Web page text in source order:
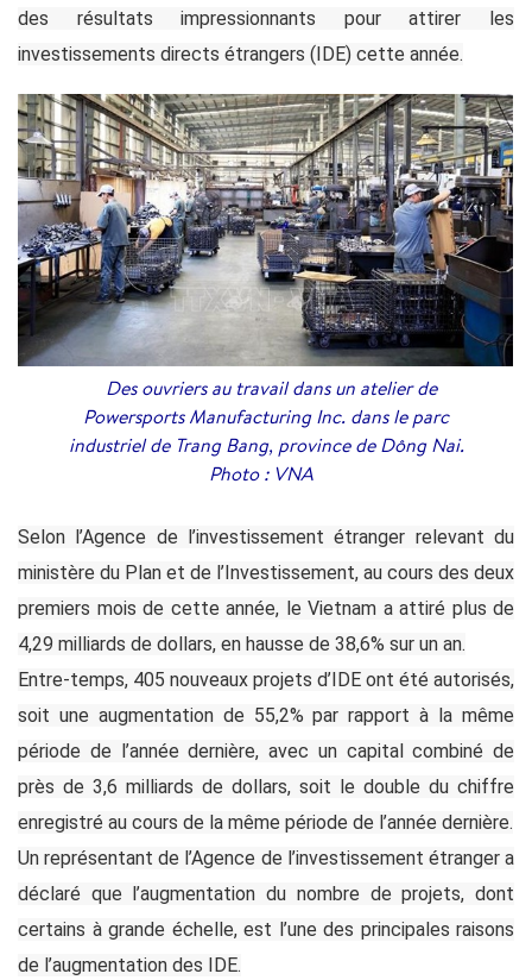
des résultats impressionnants pour attirer les
investissements directs étrangers (IDE) cette année.
Des ouvriers au travail dans un atelier de
Powersports Manufacturing Inc. dans le parc
industriel de Trang Bang, province de Dông Nai.
Photo : VNA
Selon l’Agence de l’investissement étranger relevant du
ministère du Plan et de l’Investissement, au cours des deux
premiers mois de cette année, le Vietnam a attiré plus de
4,29 milliards de dollars, en hausse de 38,6% sur un an.
Entre-temps, 405 nouveaux projets d’IDE ont été autorisés,
soit une augmentation de 55,2% par rapport à la même
période de l’année dernière, avec un capital combiné de
près de 3,6 milliards de dollars, soit le double du chiffre
enregistré au cours de la même période de l’année dernière.
Un représentant de l’Agence de l’investissement étranger a
déclaré que l’augmentation du nombre de projets, dont
certains à grande échelle, est l’une des principales raisons
de l’augmentation des IDE.